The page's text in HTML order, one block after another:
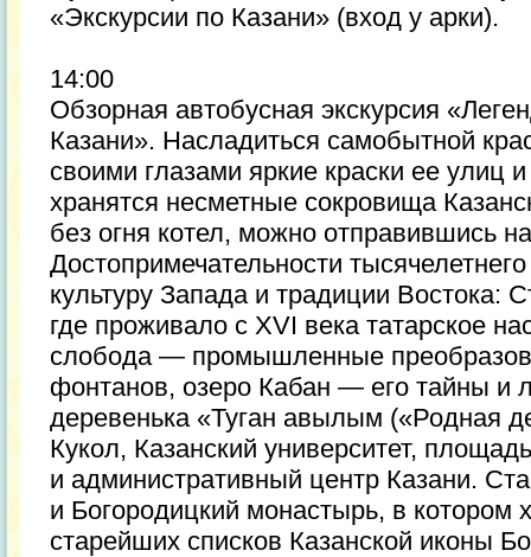
«Экскурсии по Казани» (вход у арки).
14:00
Обзорная автобусная экскурсия
Казани». Насладиться самобытной
своими глазами яркие краски ее улиц
хранятся несметные сокровища
без огня котел, можно отправившись
Достопримечательности
культуру Запада и традиции Востока:
где проживало с XVI века татарское
слобода — промышленные
фонтанов, озеро Кабан — его тайны и
деревенька «Туган авылым («Родная
Кукол, Казанский университет,
и административный центр Казани.
и Богородицкий монастырь, в котором
старейших списков Казанской иконы